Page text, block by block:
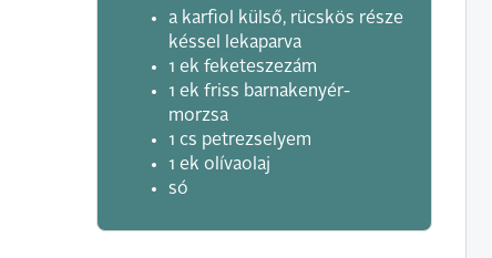
a karfiol külső, rücskös része
késsel lekaparva
1 ek feketeszezám
1 ek friss barnakenyér-
morzsa
1 cs petrezselyem
1 ek olívaolaj
só